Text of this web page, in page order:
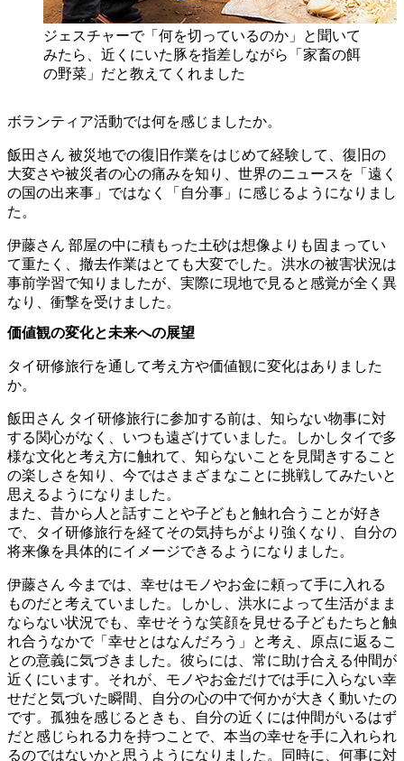
ジェスチャーで「何を切っているのか」と聞いて
みたら、近くにいた豚を指差しながら「家畜の餌
の野菜」だと教えてくれました
ボランティア活動では何を感じましたか。
飯田さん 被災地での復旧作業をはじめて経験して、復旧の
大変さや被災者の心の痛みを知り、世界のニュースを「遠く
の国の出来事」ではなく「自分事」に感じるようになりまし
た。
伊藤さん 部屋の中に積もった土砂は想像よりも固まってい
て重たく、撤去作業はとても大変でした。洪水の被害状況は
事前学習で知りましたが、実際に現地で見ると感覚が全く異
なり、衝撃を受けました。
価値観の変化と未来への展望
タイ研修旅行を通して考え方や価値観に変化はありました
か。
飯田さん タイ研修旅行に参加する前は、知らない物事に対
する関心がなく、いつも遠ざけていました。しかしタイで多
様な文化と考え方に触れて、知らないことを見聞きすること
の楽しさを知り、今ではさまざまなことに挑戦してみたいと
思えるようになりました。
また、昔から人と話すことや子どもと触れ合うことが好き
で、タイ研修旅行を経てその気持ちがより強くなり、自分の
将来像を具体的にイメージできるようになりました。
伊藤さん 今までは、幸せはモノやお金に頼って手に入れる
ものだと考えていました。しかし、洪水によって生活がまま
ならない状況でも、幸せそうな笑顔を見せる子どもたちと触
れ合うなかで「幸せとはなんだろう」と考え、原点に返るこ
との意義に気づきました。彼らには、常に助け合える仲間が
近くにいます。それが、モノやお金だけでは手に入らない幸
せだと気づいた瞬間、自分の心の中で何かが大きく動いたの
です。孤独を感じるときも、自分の近くには仲間がいるはず
だと感じられる力を持つことで、本当の幸せを手に入れられ
るのではないかと思うようになりました。同時に、何事に対